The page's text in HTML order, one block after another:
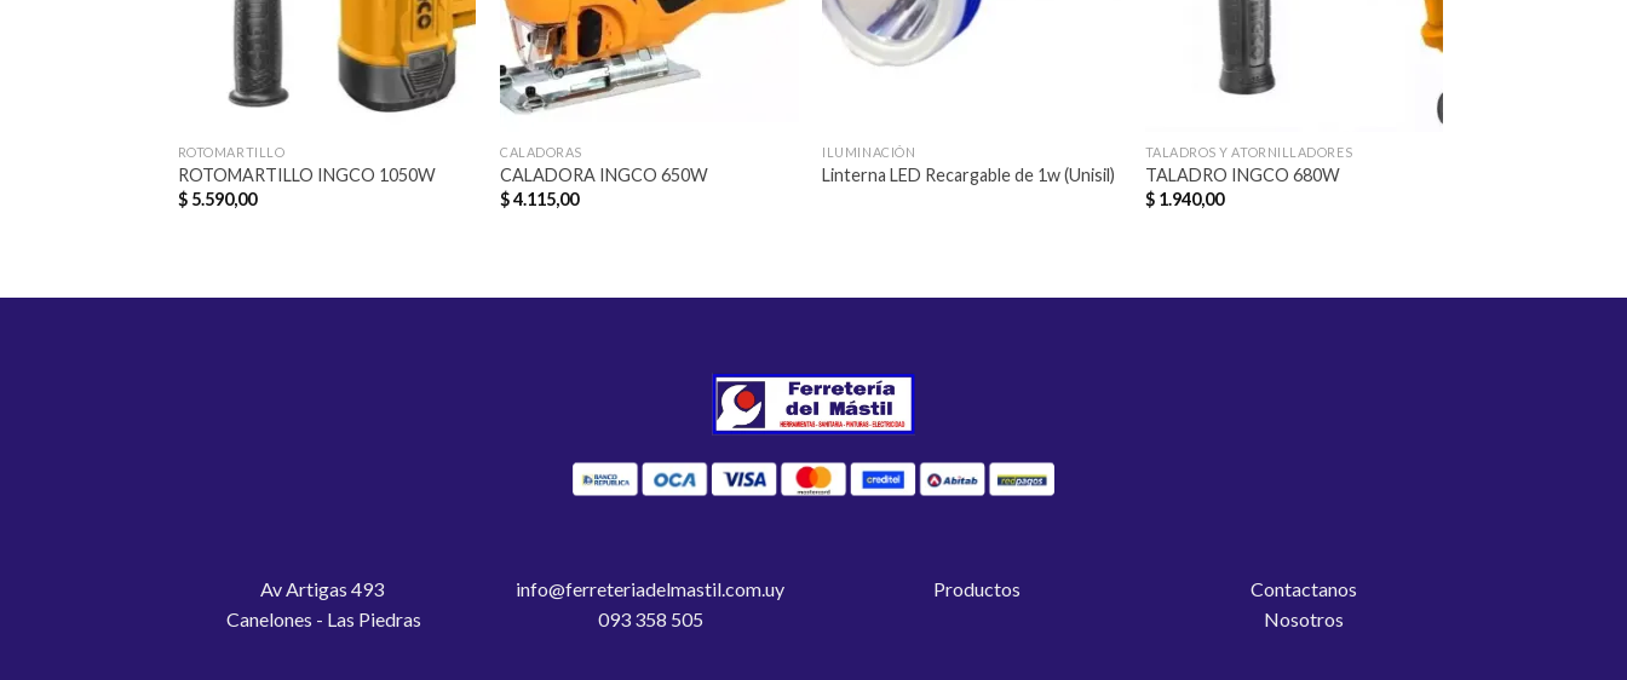
ROTOMARTILLO
ROTOMARTILLO INGCO 1050W
$5.590,00
CALADORAS
CALADORA INGCO 650W
$4.115,00
ILUMINACIÓN
Linterna LED Recargable de 1w (Unisil)
TALADROS Y ATORNILLADORES
TALADRO INGCO 680W
$1.940,00
Av Artigas 493
Canelones - Las Piedras
info@ferreteriadelmastil.com.uy
093 358 505
Productos
Contactanos
Nosotros